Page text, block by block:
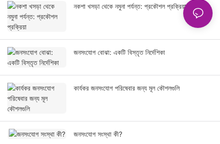
নকশা খসড়া থেকে নমুনা পর্যন্ত: প্রকৌশল প্রক্রিয়া
জনসংযোগ বোঝা: একটি বিস্তৃত নির্দেশিকা
কার্যকর জনসংযোগ পরিষেবার জন্য মূল কৌশলগুলি
জনসংযোগ সংস্থা কী?